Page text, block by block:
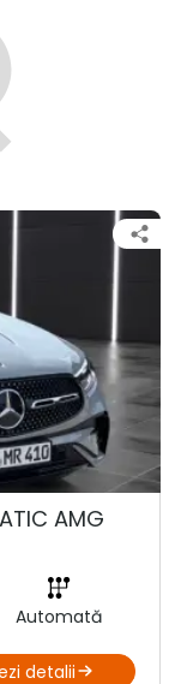
AMG
Automată
detalii